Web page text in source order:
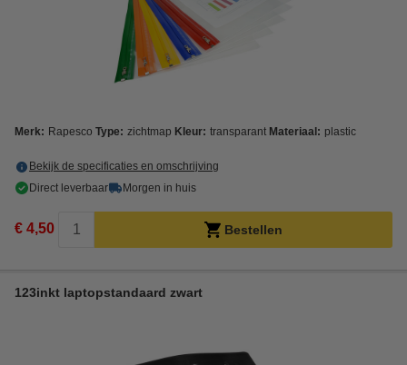
Merk: Rapesco Type: zichtmap Kleur: transparant Materiaal: plastic
Bekijk de specificaties en omschrijving
Direct leverbaar
Morgen in huis
€ 4,50 Bestellen
123inkt laptopstandaard zwart